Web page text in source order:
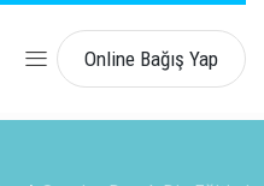
Online Bağış Yap